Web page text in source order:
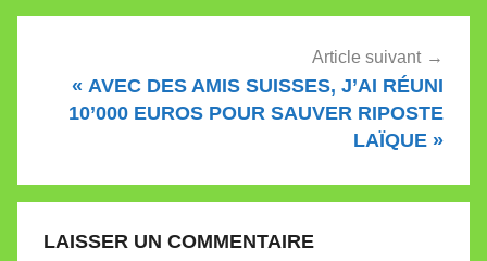
Article suivant
« AVEC DES AMIS SUISSES, J’AI RÉUNI
10’000 EUROS POUR SAUVER RIPOSTE
LAÏQUE »
LAISSER UN COMMENTAIRE